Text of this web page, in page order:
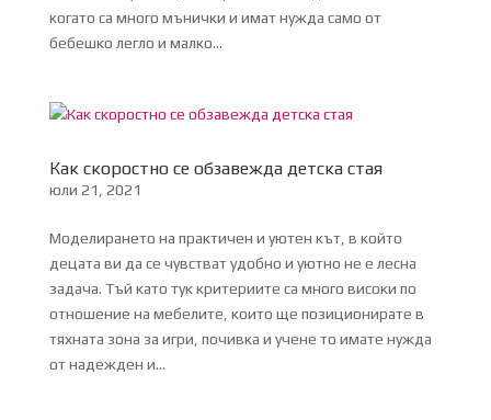
когато са много мънички и имат нужда само от
бебешко легло и малко...
Как скоростно се обзавежда детска стая
юли 21, 2021
Моделирането на практичен и уютен кът, в който
децата ви да се чувстват удобно и уютно не е лесна
задача. Тъй като тук критериите са много високи по
отношение на мебелите, които ще позиционирате в
тяхната зона за игри, почивка и учене то имате нужда
от надежден и...